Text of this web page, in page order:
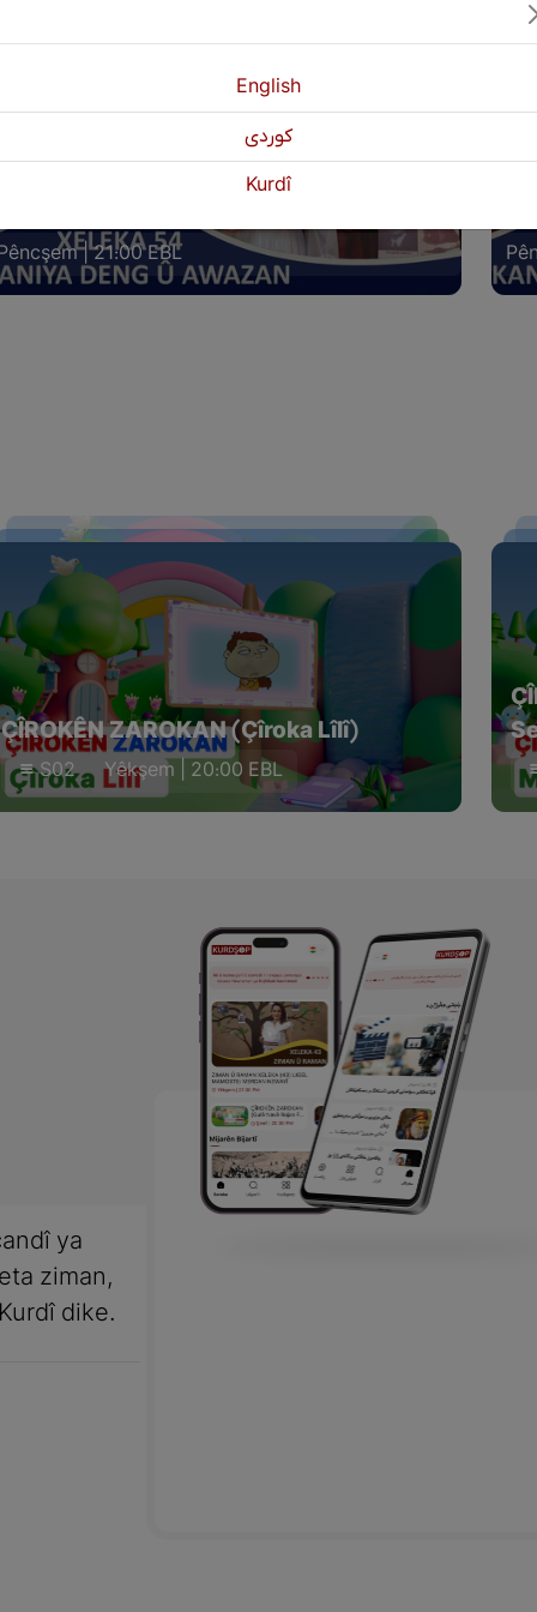
DENG Û AWAZAN XELEKA (54)
| 21:00 EBL
ÇÎROKÊN ZAROKAN (Çîroka Lîlî)
S02 Yêkşem | 20:00 EBL
ya
ziman,
dike.
English
كوردی
Kurdî